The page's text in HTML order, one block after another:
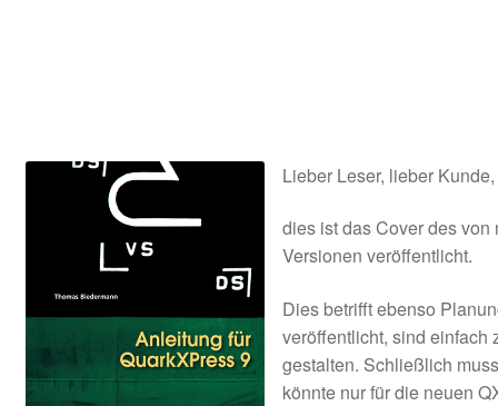
Impressum
AGB
Lieber Leser, lieber Kunde,
dies ist das Cover des
Versionen veröffentlicht.
Dies betrifft ebenso
veröffentlicht, sind einfach
gestalten. Schließlich
könnte nur für die neuen